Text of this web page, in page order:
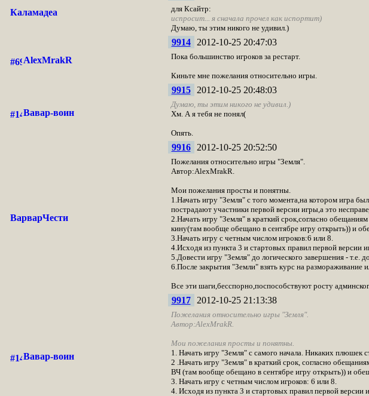
Каламадеа
для Ксайтр:
испросит... я сначала прочел как испортит)
Думаю, ты этим никого не удивил.)
AlexMrakR
9914 2012-10-25 20:47:03
Пока большинство игроков за рестарт.
Киньте мне пожелания относительно игры.
Вавар-воин
9915 2012-10-25 20:48:03
Думаю, ты этим никого не удивил.)
Хм. А я тебя не понял(
Опять.
ВарварЧести
9916 2012-10-25 20:52:50
Пожелания относительно игры "Земля".
Автор:AlexMrakR.
Мои пожелания просты и понятны.
1.Начать игру "Земля" с того момента,на котором игра
пострадают участники первой версии игры,а это
2.Начать игру "Земля" в краткий срок,согласно
кину(там вообще обещано в сентябре игру открыть)) и
3.Начать игру с четным числом игроков:6 или 8.
4.Исходя из пункта 3 и стартовых правил первой
5.Довести игру "Земля" до логического завершения - т.е.
6.После закрытия "Земли" взять курс на
Все эти шаги,бесспорно,поспособствуют росту
Вавар-воин
9917 2012-10-25 21:13:38
Пожелания относительно игры "Земля".
Автор:AlexMrakR.
Мои пожелания просты и понятны.
1. Начать игру "Земля" с самого начала. Никаких
2 .Начать игру "Земля" в краткий срок, согласно
ВЧ (там вообще обещано в сентябре игру открыть)) и
3. Начать игру с четным числом игроков: 6 или 8.
4. Исходя из пункта 3 и стартовых правил первой